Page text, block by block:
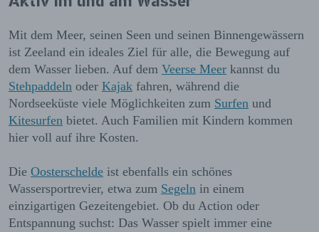
Mit dem Meer, seinen Seen und seinen Binnengewässern
ist Zeeland ein ideales Ziel für alle, die Bewegung auf
dem Wasser lieben. Auf dem Veerse Meer kannst du
Stehpaddeln oder Kajak fahren, während die
Nordseeküste viele Möglichkeiten zum Surfen und
Kitesurfen bietet. Auch Familien mit Kindern kommen
hier voll auf ihre Kosten.
Die Oosterschelde ist ebenfalls ein schönes
Wassersportrevier, etwa zum Segeln in einem
einzigartigen Gezeitengebiet. Ob du Action oder
Entspannung suchst: Das Wasser spielt immer eine